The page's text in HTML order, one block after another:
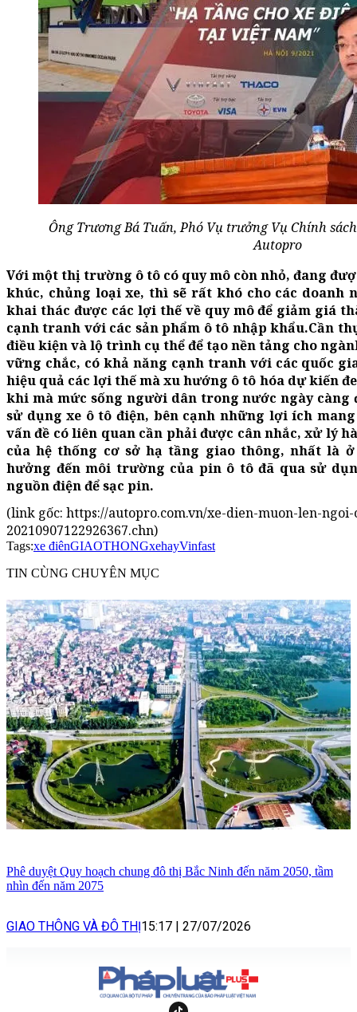
Ông Trương Bá Tuấn, Phó Vụ trưởng Vụ Chính
Autopro
Với một thị trường ô tô có quy mô còn nhỏ, đang
khúc, chủng loại xe, thì sẽ rất khó cho các doanh
khai thác được các lợi thế về quy mô để giảm giá
cạnh tranh với các sản phẩm ô tô nhập khẩu.Cần
điều kiện và lộ trình cụ thể để tạo nền tảng cho
vững chắc, có khả năng cạnh tranh với các quốc
hiệu quả các lợi thế mà xu hướng ô tô hóa dự kiến
khi mà mức sống người dân trong nước ngày càng
sử dụng xe ô tô điện, bên cạnh những lợi ích
vấn đề có liên quan cần phải được cân nhắc, xử lý
của hệ thống cơ sở hạ tầng giao thông, nhất là
hưởng đến môi trường của pin ô tô đã qua sử
nguồn điện để sạc pin.
(link gốc: https://autopro.com.vn/xe-dien-muon-len-
20210907122926367.chn)
Tags:xe điênGIAOTHONGxehayVinfast
TIN CÙNG CHUYÊN MỤC
Phê duyệt Quy hoạch chung đô thị Bắc Ninh đến năm 2050, tầm
nhìn đến năm 2075
GIAO THÔNG VÀ ĐÔ THỊ15:17 | 27/07/2026